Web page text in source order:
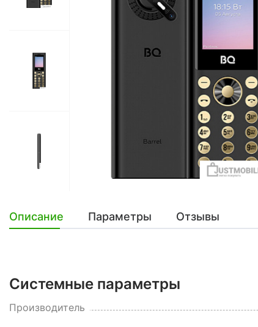
Описание Параметры Отзывы
Системные параметры
Производитель